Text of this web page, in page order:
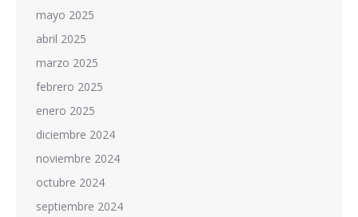
mayo 2025
abril 2025
marzo 2025
febrero 2025
enero 2025
diciembre 2024
noviembre 2024
octubre 2024
septiembre 2024